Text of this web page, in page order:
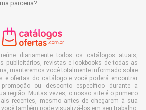
parceria?
reúne diariamente todos os catálogos atuais,
publicitários, revistas e lookbooks de todas as
manteremos você totalmente informado sobre
e ofertas do catálogo e você poderá encontrar
ou desconto específico durante a
região. Muitas vezes, o nosso site é o primeiro
recentes, mesmo antes de chegarem à sua
também pode visualizá-los em seu trabalho,